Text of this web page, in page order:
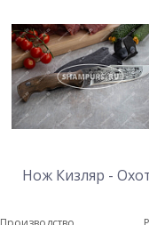
Нож Кизляр -